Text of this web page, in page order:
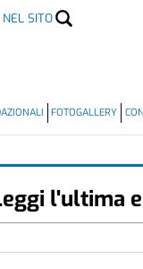
NEL SITO
FOTOGALLERY
l'ultima